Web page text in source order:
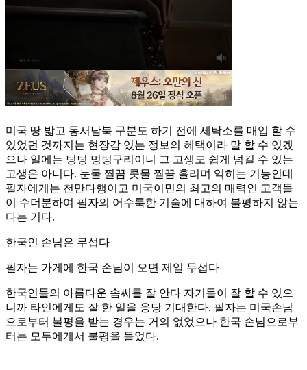
미국 땅 밟고 동서남북 구분도 하기 전에 세탁소를 매입 할 수
있었던 것까지는 현장감 있는 정보의 혜택이라 말 할 수 있겠
으나 일에는 텅텅 멍텅구리이니 그 고생도 쉽게 넘길 수 있는
고생은 아니다. 눈물 찔끔 콧물 찔끔 흘리며 익히는 기능인데
필자에게는 천만다행이고 미국이민의 최고의 매력인 고객들
이 수더분하여 필자의 어수룩한 기술에 대하여 불평하지 않는
다는 거다.
한국인 손님은 무섭다
필자는 가게에 한국 손님이 오면 제일 무섭다
한국인들의 아름다운 솜씨를 잘 안다 자기들이 잘 할 수 있으
니까 타인에게도 잘 한 일을 응당 기대한다. 필자는 미국손님
으로부터 불평을 받는 경우는 거의 없었으나 한국 손님으로부
터는 모두에게서 불평을 들었다.